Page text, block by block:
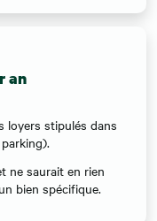
an
loyers stipulés dans
ne saurait en rien
bien spécifique.